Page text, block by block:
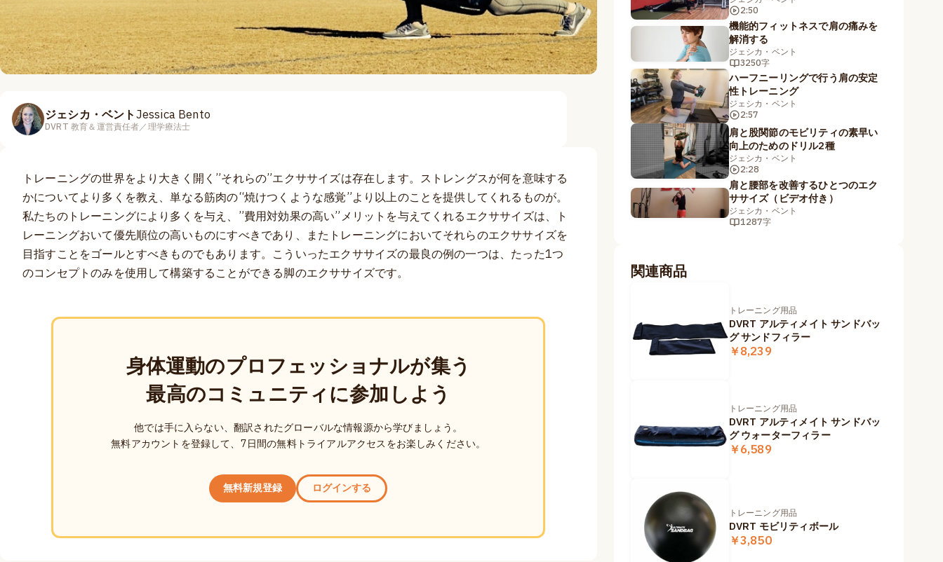
ジェシカ・ベントJessica Bento
DVRT 教育＆運営責任者／理学療法士
トレーニングの世界をより大きく開く”それらの”エクササイズは存在します。ストレングスが何を意味する
かについてより多くを教え、単なる筋肉の“焼けつくような感覚”より以上のことを提供してくれるものが。
私たちのトレーニングにより多くを与え、”費用対効果の高い”メリットを与えてくれるエクササイズは、ト
レーニングおいて優先順位の高いものにすべきであり、またトレーニングにおいてそれらのエクササイズを
目指すことをゴールとすべきものでもあります。こういったエクササイズの最良の例の一つは、たった1つ
のコンセプトのみを使用して構築することができる脚のエクササイズです。
身体運動のプロフェッショナルが集う
最高のコミュニティに参加しよう
他では手に入らない、翻訳されたグローバルな情報源から学びましょう。
無料アカウントを登録して、7日間の無料トライアルアクセスをお楽しみください。
無料新規登録 ログインする
2:50
機能的フィットネスで肩の痛みを
解消する
ジェシカ・ベント
3250字
ハーフニーリングで行う肩の安定
性トレーニング
ジェシカ・ベント
2:57
肩と股関節のモビリティの素早い
向上のためのドリル2種
ジェシカ・ベント
2:28
肩と腰部を改善するひとつのエク
ササイズ（ビデオ付き）
ジェシカ・ベント
1287字
関連商品
トレーニング用品
DVRT アルティメイト サンドバッ
グ サンドフィラー
￥8,239
トレーニング用品
DVRT アルティメイト サンドバッ
グ ウォーターフィラー
￥6,589
トレーニング用品
DVRT モビリティボール
￥3,850